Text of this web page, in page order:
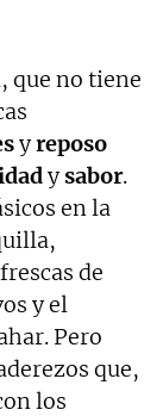
que no tiene
yreposo
ysabor.
en la
de
y el
Pero
que,
los